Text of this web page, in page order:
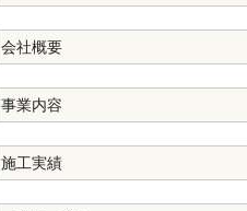
会社概要
事業内容
施工実績